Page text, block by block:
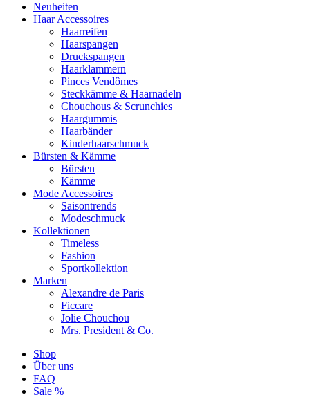
Neuheiten
Haar Accessoires
Haarreifen
Haarspangen
Druckspangen
Haarklammern
Pinces Vendômes
Steckkämme & Haarnadeln
Chouchous & Scrunchies
Haargummis
Haarbänder
Kinderhaarschmuck
Bürsten & Kämme
Bürsten
Kämme
Mode Accessoires
Saisontrends
Modeschmuck
Kollektionen
Timeless
Fashion
Sportkollektion
Marken
Alexandre de Paris
Ficcare
Jolie Chouchou
Mrs. President & Co.
Shop
Über uns
FAQ
Sale %